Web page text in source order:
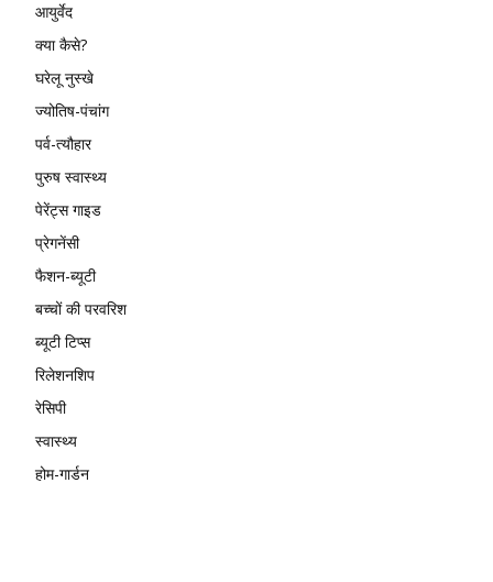
आयुर्वेद
क्या कैसे?
घरेलू नुस्खे
ज्योतिष-पंचांग
पर्व-त्यौहार
पुरुष स्वास्थ्य
पेरेंट्स गाइड
प्रेगनेंसी
फैशन-ब्यूटी
बच्चों की परवरिश
ब्यूटी टिप्स
रिलेशनशिप
रेसिपी
स्वास्थ्य
होम-गार्डन